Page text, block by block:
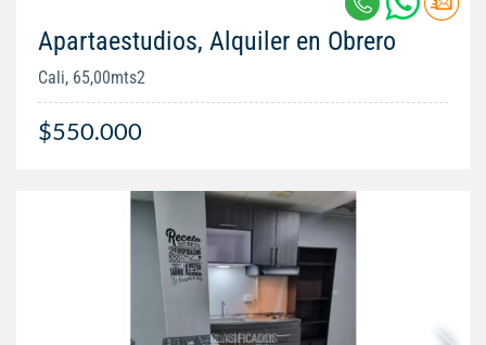
Apartaestudios, Alquiler en Obrero
Cali, 65,00mts2
$550.000